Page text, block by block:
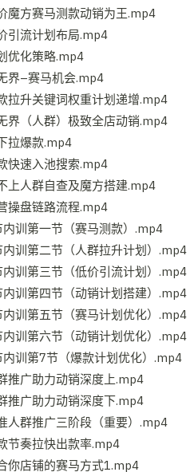
魔方赛马测款动销为王.mp4
引流计划布局.mp4
优化策略.mp4
界–赛马机会.mp4
拉升关键词权重计划递增.mp4
界（人群）极致全店动销.mp4
拉爆款.mp4
快速入池搜索.mp4
上人群自查及魔方搭建.mp4
操盘链路流程.mp4
训第一节（赛马测款）.mp4
训第二节（人群拉升计划）.mp4
训第三节（低价引流计划）.mp4
训第四节（动销计划搭建）.mp4
训第五节（赛马计划优化）.mp4
训第六节（动销计划优化）.mp4
训第7节（爆款计划优化）.mp4
推广助力动销深度上.mp4
推广助力动销深度下.mp4
人群推广三阶段（重要）.mp4
节奏拉快出款率.mp4
你店铺的赛马方式1.mp4